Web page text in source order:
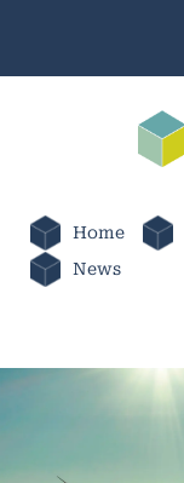
Home
News